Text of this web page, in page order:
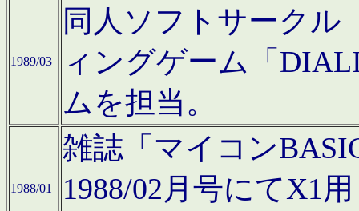
1989/03
同人ソフトサークル
ィングゲーム「
ムを担当。
1988/01
雑誌「マイコン
1988/02月号にてX1